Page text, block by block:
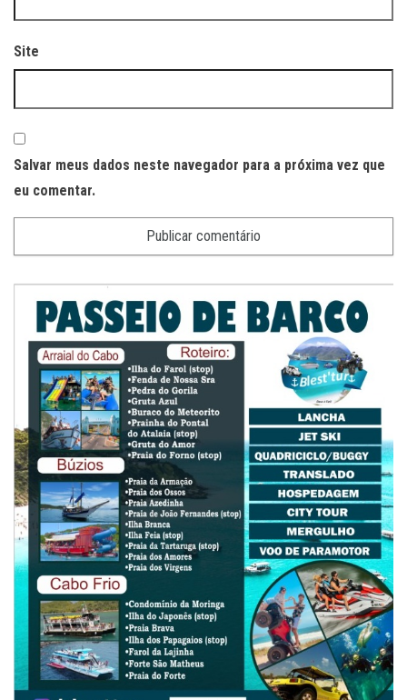
Site
Salvar meus dados neste navegador para a próxima vez que
eu comentar.